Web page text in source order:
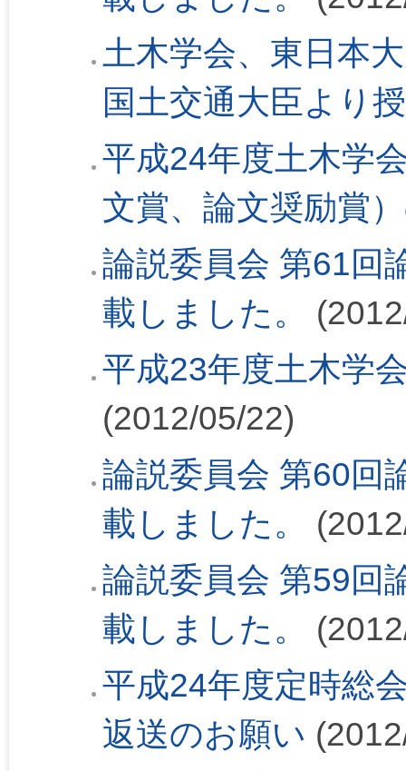
土木学会、東日本
国土交通大臣より
平成24年度土木学
文賞、論文奨励賞
論説委員会 第61回
載しました。
平成23年度土木学
(2012/05/22)
論説委員会 第60回
載しました。
論説委員会 第59回
載しました。
平成24年度定時総
返送のお願い